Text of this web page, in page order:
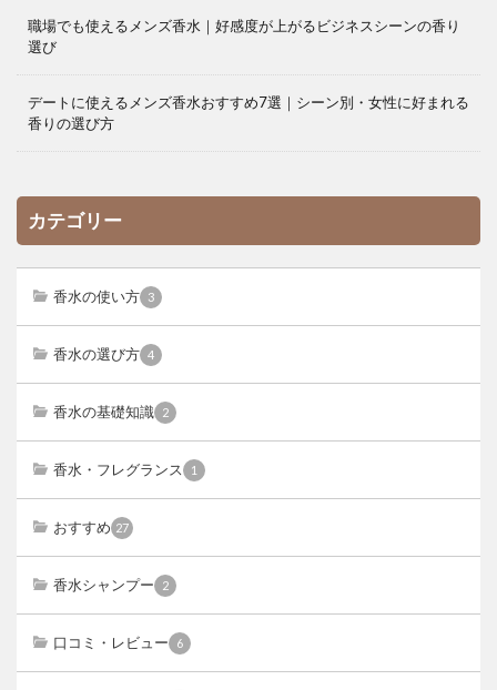
職場でも使えるメンズ香水｜好感度が上がるビジネスシーンの香り
選び
デートに使えるメンズ香水おすすめ7選｜シーン別・女性に好まれる
香りの選び方
カテゴリー
香水の使い方 3
香水の選び方 4
香水の基礎知識 2
香水・フレグランス 1
おすすめ 27
香水シャンプー 2
口コミ・レビュー 6